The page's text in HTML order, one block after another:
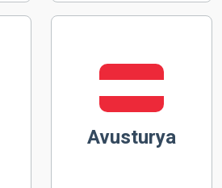
Avusturya